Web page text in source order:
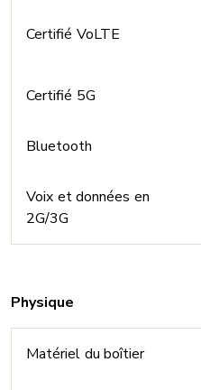
Certifié VoLTE
Certifié 5G
Bluetooth
Voix et données en
2G/3G
Physique
Matériel du boîtier